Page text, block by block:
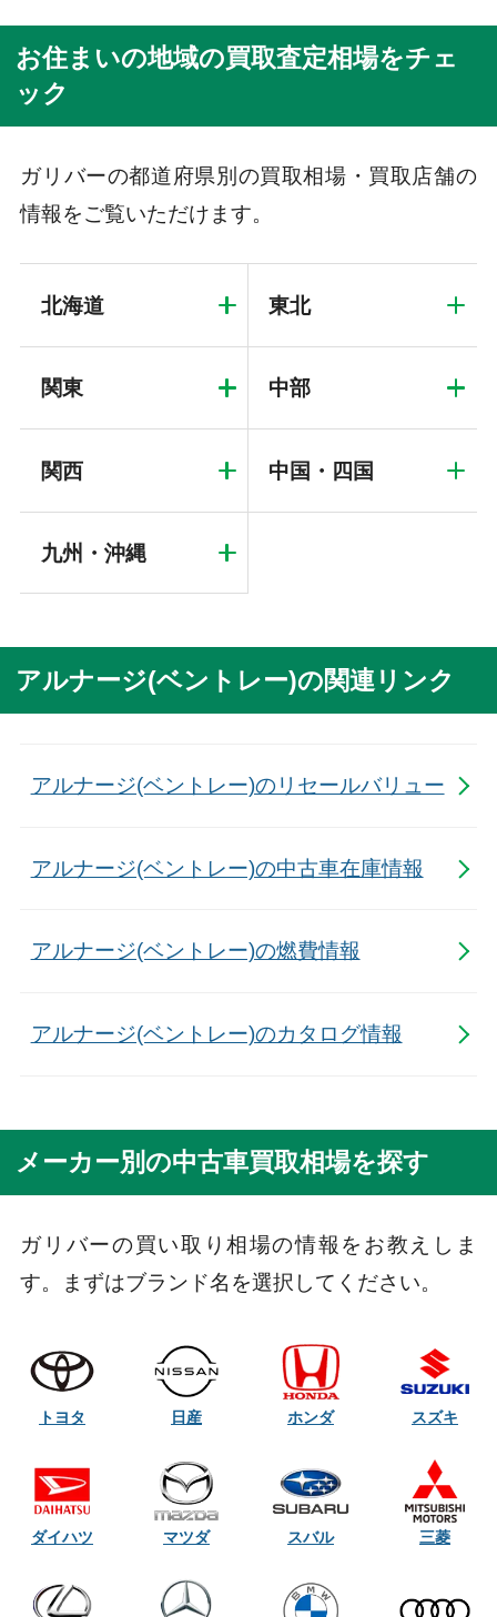
お住まいの地域の買取査定相場をチェ
ック
ガリバーの都道府県別の買取相場・買取店舗の
情報をご覧いただけます。
北海道 東北
関東 中部
関西 中国・四国
九州・沖縄
アルナージ(ベントレー)の関連リンク
アルナージ(ベントレー)のリセールバリュー
アルナージ(ベントレー)の中古車在庫情報
アルナージ(ベントレー)の燃費情報
アルナージ(ベントレー)のカタログ情報
メーカー別の中古車買取相場を探す
ガリバーの買い取り相場の情報をお教えしま
す。まずはブランド名を選択してください。
トヨタ 日産 ホンダ スズキ
ダイハツ マツダ スバル 三菱